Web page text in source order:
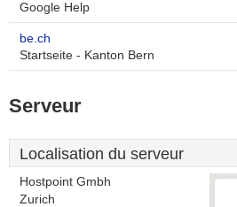
Google Help
be.ch
Startseite - Kanton Bern
Serveur
Localisation du serveur
Hostpoint Gmbh
Zurich